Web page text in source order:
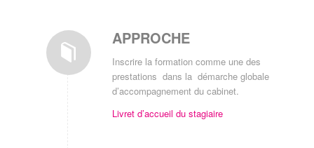
APPROCHE
Inscrire la formation comme une des
prestations dans la démarche globale
d’accompagnement du cabinet.
Livret d’accueil du stagiaire